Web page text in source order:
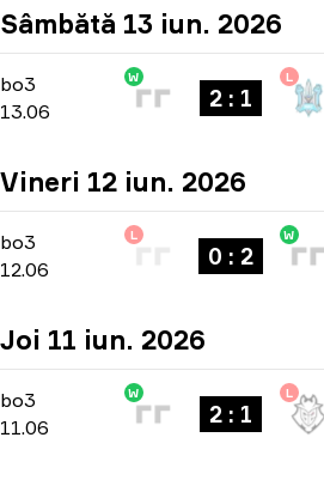
Sâmbătă 13 iun. 2026
bo3
bo3
13.06
W
2 : 1
L
Vineri 12 iun. 2026
bo3
bo3
12.06
L
0 : 2
W
Joi 11 iun. 2026
bo3
bo3
11.06
W
2 : 1
L